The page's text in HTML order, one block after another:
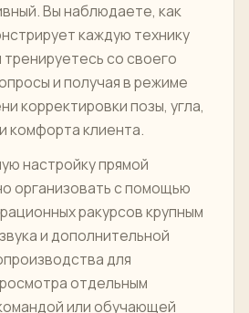
Вы наблюдаете, как
каждую технику
со своего
и получая в режиме
корректировки позы, угла,
комфорта клиента.
настройку прямой
организовать с помощью
ракурсов крупным
и дополнительной
для
отдельным
или обучающей